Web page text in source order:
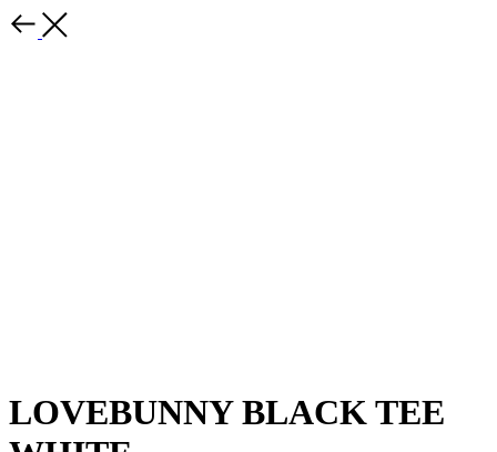
LOVEBUNNY BLACK TEE